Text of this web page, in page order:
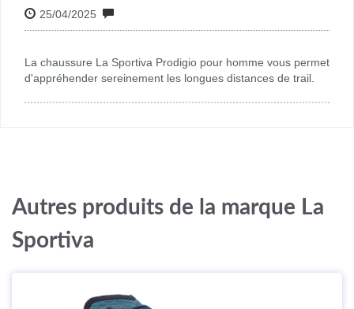
25/04/2025
La chaussure La Sportiva Prodigio pour homme vous permet
d'appréhender sereinement les longues distances de trail.
Autres produits de la marque La
Sportiva